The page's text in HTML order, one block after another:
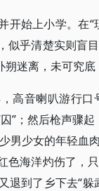
始上小学。在
乎清楚实则盲
迷离，未可究底
高音喇叭游行口
”；然后枪声骤
男少女的年轻血
海洋灼伤了，
到了乡下去“